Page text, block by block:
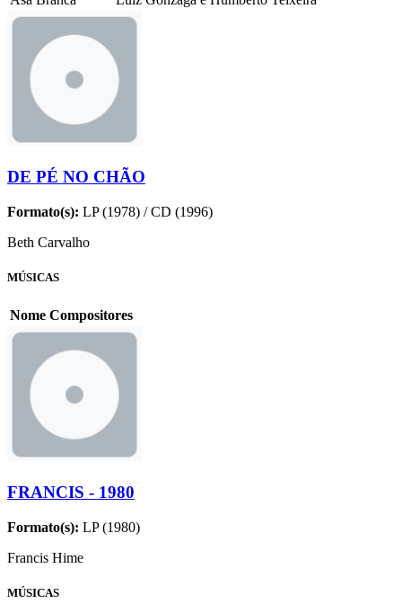
DE PÉ NO CHÃO
Formato(s): LP (1978) / CD (1996)
Beth Carvalho
MÚSICAS
Nome Compositores
FRANCIS - 1980
Formato(s): LP (1980)
Francis Hime
MÚSICAS